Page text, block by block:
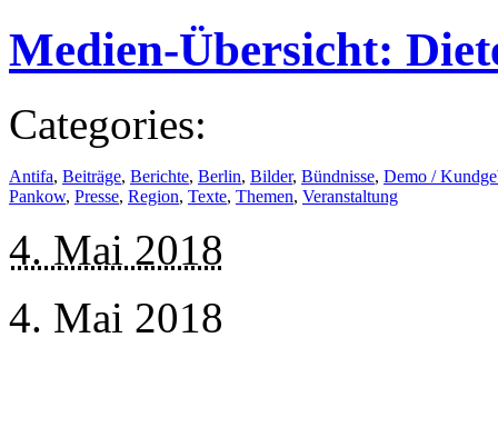
Medien-Übersicht:
Categories:
Antifa, Beiträge, Berichte, Berlin, Bilder, Bündnisse, Demo /
Pankow, Presse, Region, Texte, Themen, Veranstaltung
4. Mai 2018
4. Mai 2018